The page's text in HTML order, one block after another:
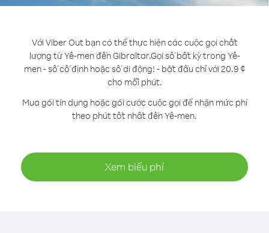
Với Viber Out bạn có thể thực hiện các cuộc gọi chất
lượng từ Yê-men đến Gibraltar.Gọi số bất kỳ trong Yê-
men - số cố định hoặc số di động! - bắt đầu chỉ với 20.9 ¢
cho mỗi phút.
Mua gói tín dụng hoặc gói cước cuộc gọi để nhận mức phí
theo phút tốt nhất đến Yê-men.
Xem biểu phí